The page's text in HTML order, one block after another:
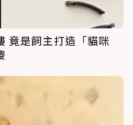
竟是飼主打造「貓咪